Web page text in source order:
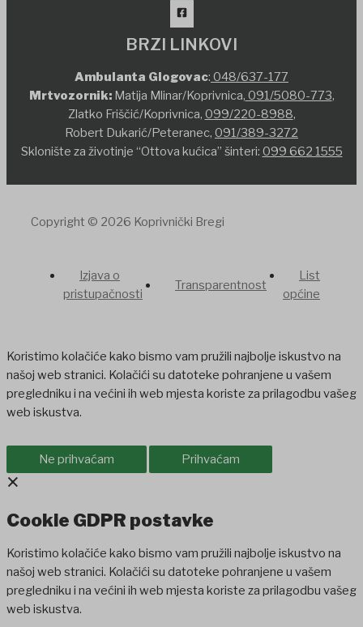
BRZI LINKOVI
Ambulanta Glogovac: 048/637-177
Mrtvozornik:Matija Mlinar/Koprivnica, 091/5080-773,
Zlatko Friščić/Koprivnica, 099/220-8988,
Robert Dukarić/Peteranec, 091/389-3272
Sklonište za životinje “Ottova kućica” šinteri: 099 662 1555
Copyright © 2026 Koprivnički Bregi
Izjava o
pristupačnosti
Transparentnost
List
općine
Koristimo kolačiće kako bismo vam pružili najbolje iskustvo na
našoj web stranici. Kolačići su datoteke pohranjene u vašem
pregledniku i na većini ih web mjesta koriste za prilagodbu vašeg
web iskustva.
Ne prihvaćam Prihvaćam
×
Cookie GDPR postavke
Koristimo kolačiće kako bismo vam pružili najbolje iskustvo na
našoj web stranici. Kolačići su datoteke pohranjene u vašem
pregledniku i na većini ih web mjesta koriste za prilagodbu vašeg
web iskustva.